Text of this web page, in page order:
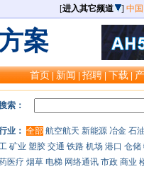
[进入其它频道 ] 中
案
首页|新闻|招聘|下载|
索：
业： 全部 航空航天 新能源 冶金 石
矿业 塑胶 交通 铁路 机场 港口 仓储
医疗 烟草 电梯 网络通讯 市政 商业